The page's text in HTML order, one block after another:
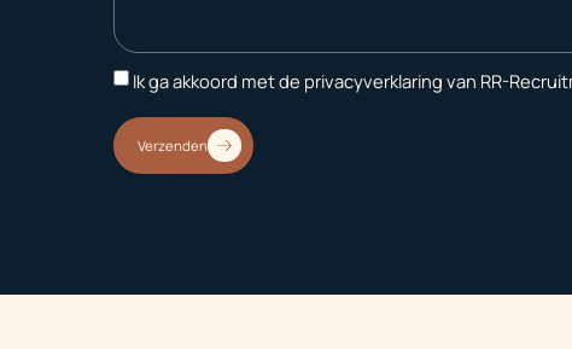
Ik ga akkoord met de privacyverklaring van RR-
Verzenden